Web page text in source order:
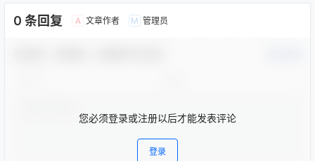
0 条回复 A 文章作者 M 管理员
您必须登录或注册以后才能发表评论
登录